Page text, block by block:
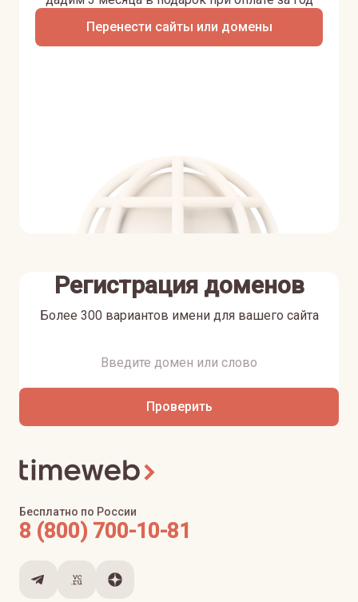
Перенести сайты или домены
Регистрация доменов
Более 300 вариантов имени для вашего сайта
Проверить
Бесплатно по России
8 (800) 700-10-81